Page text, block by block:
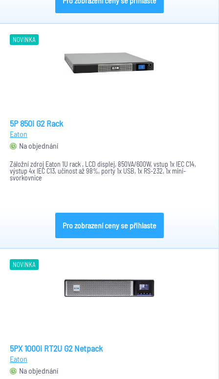
NOVINKA
5P 850i G2 Rack
Eaton
Na objednání
Záložní zdroj Eaton 1U rack , LCD displej, 850VA/600W, vstup 1x IEC C14,
výstup 4x IEC C13, učinost až 98%, porty 1x USB, 1x RS-232, 1x mini-
svorkovnice
Pro zobrazení ceny se přihlaste
NOVINKA
5PX 1000i RT2U G2 Netpack
Eaton
Na objednání